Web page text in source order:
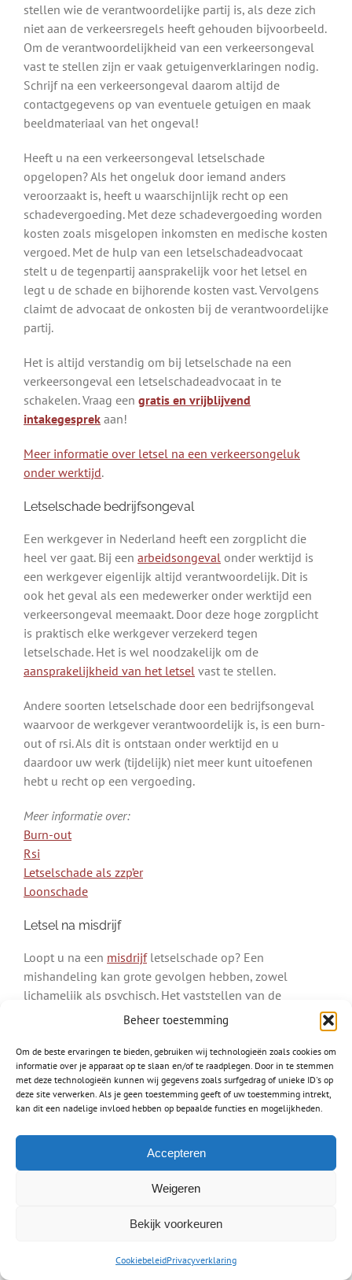
Beheer toestemming
Om de beste ervaringen te bieden, gebruiken wij technologieën zoals cookies om
informatie over je apparaat op te slaan en/of te raadplegen. Door in te stemmen
met deze technologieën kunnen wij gegevens zoals surfgedrag of unieke ID's op
deze site verwerken. Als je geen toestemming geeft of uw toestemming intrekt,
kan dit een nadelige invloed hebben op bepaalde functies en mogelijkheden.
Accepteren
Weigeren
Bekijk voorkeuren
CookiebeleidPrivacyverklaring
stellen wie de verantwoordelijke partij is, als deze zich
niet aan de verkeersregels heeft gehouden bijvoorbeeld.
Om de verantwoordelijkheid van een verkeersongeval
vast te stellen zijn er vaak getuigenverklaringen nodig.
Schrijf na een verkeersongeval daarom altijd de
contactgegevens op van eventuele getuigen en maak
beeldmateriaal van het ongeval!
Heeft u na een verkeersongeval letselschade
opgelopen? Als het ongeluk door iemand anders
veroorzaakt is, heeft u waarschijnlijk recht op een
schadevergoeding. Met deze schadevergoeding worden
kosten zoals misgelopen inkomsten en medische kosten
vergoed. Met de hulp van een letselschadeadvocaat
stelt u de tegenpartij aansprakelijk voor het letsel en
legt u de schade en bijhorende kosten vast. Vervolgens
claimt de advocaat de onkosten bij de verantwoordelijke
partij.
Het is altijd verstandig om bij letselschade na een
verkeersongeval een letselschadeadvocaat in te
schakelen. Vraag een gratis en vrijblijvend
intakegesprek aan!
Meer informatie over letsel na een verkeersongeluk
onder werktijd.
Letselschade bedrijfsongeval
Een werkgever in Nederland heeft een zorgplicht die
heel ver gaat. Bij een arbeidsongeval onder werktijd is
een werkgever eigenlijk altijd verantwoordelijk. Dit is
ook het geval als een medewerker onder werktijd een
verkeersongeval meemaakt. Door deze hoge zorgplicht
is praktisch elke werkgever verzekerd tegen
letselschade. Het is wel noodzakelijk om de
aansprakelijkheid van het letsel vast te stellen.
Andere soorten letselschade door een bedrijfsongeval
waarvoor de werkgever verantwoordelijk is, is een burn-
out of rsi. Als dit is ontstaan onder werktijd en u
daardoor uw werk (tijdelijk) niet meer kunt uitoefenen
hebt u recht op een vergoeding.
Meer informatie over:
Burn-out
Rsi
Letselschade als zzp’er
Loonschade
Letsel na misdrijf
Loopt u na een misdrijfletselschade op? Een
mishandeling kan grote gevolgen hebben, zowel
lichamelijk als psychisch. Het vaststellen van de
aansprakelijke partij is bij een misdrijf vaak eenvoudig,
Ook letsel door een hondenbeetvalt onder een misdrijf.
Bent u gebeten door een hond, dan is de eigenaar van
deze hond aansprakelijk.
Lees meer over:
Letsel na een hondenbeet
door dokters, artsen en chirurgen. Eenmedische fout